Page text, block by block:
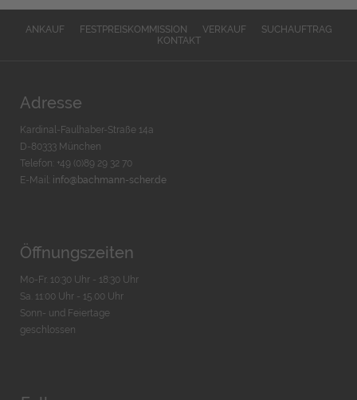
ANKAUF FESTPREISKOMMISSION VERKAUF
SUCHAUFTRAG
KONTAKT
Adresse
Kardinal-Faulhaber-Straße 14a
D-80333 München
Telefon: +49 (0)89 29 32 70
E-Mail: info@bachmann-scher.de
Öffnungszeiten
Mo-Fr. 10:30 Uhr - 18:30 Uhr
Sa. 11:00 Uhr - 15.00 Uhr
Sonn- und Feiertage
geschlossen